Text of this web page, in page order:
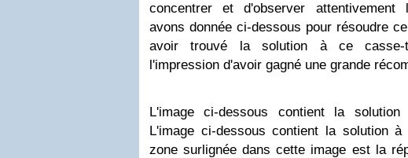
concentrer et d'observer attentivement
avons donnée ci-dessous pour résoudre
avoir trouvé la solution à ce casse-
l'impression d'avoir gagné une grande
L'image ci-dessous contient la
L'image ci-dessous contient la solution
zone surlignée dans cette image est la